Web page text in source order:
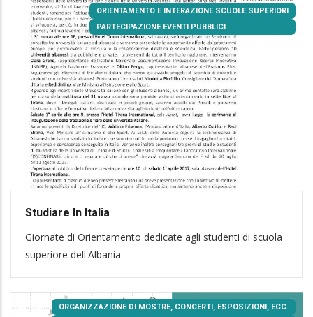
ORIENTAMENTO E INTERAZIONE SCUOLE SUPERIORI
PARTECIPAZIONE EVENTI PUBBLICI
Studiare In Italia
Giornate di Orientamento dedicate agli studenti di scuola
superiore dell'Albania
ORGANIZZAZIONE DI MOSTRE, CONCERTI, ESPOSIZIONI, ECC.